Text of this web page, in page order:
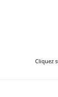
Cliquez